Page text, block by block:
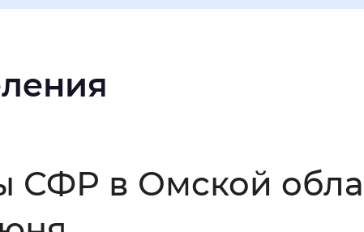
Увеличенный
СФР в Омской